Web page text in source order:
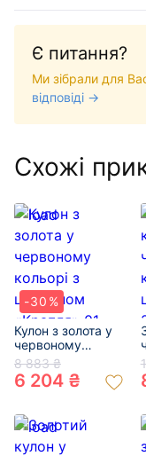
Є питання?
Ми зібрали для
відповіді →
Схожі
-30%
Кулон з золота у
червоному
кольорі з
цирконом
«Крапля» 01-
8 883 ₴
6 204 ₴